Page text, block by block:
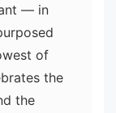
— in
of
the
the